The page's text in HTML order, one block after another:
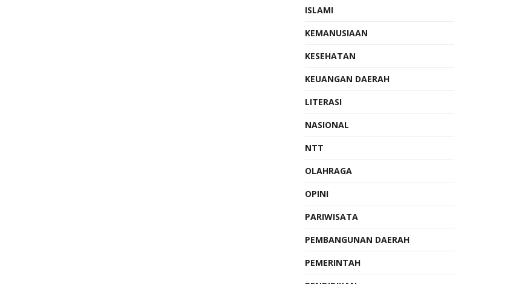
ISLAMI
KEMANUSIAAN
KESEHATAN
KEUANGAN DAERAH
LITERASI
NASIONAL
NTT
OLAHRAGA
OPINI
PARIWISATA
PEMBANGUNAN DAERAH
PEMERINTAH